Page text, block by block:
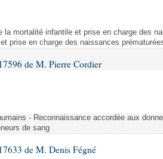
la mortalité infantile et prise en charge des
prise en charge des naissances
de M. Pierre Cordier
- Reconnaissance accordée aux
de sang
de M. Denis Fégné